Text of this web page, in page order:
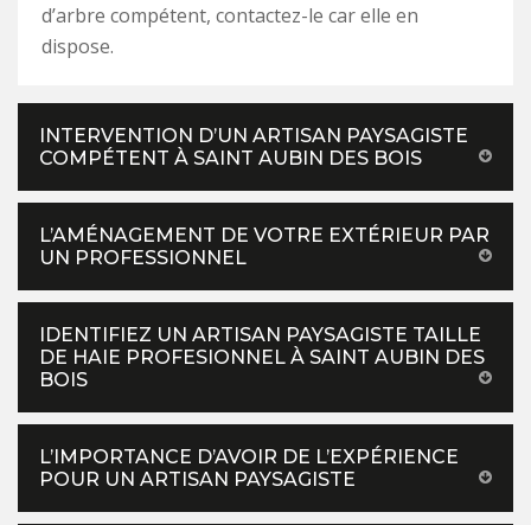
d’arbre compétent, contactez-le car elle en
dispose.
INTERVENTION D’UN ARTISAN PAYSAGISTE
COMPÉTENT À SAINT AUBIN DES BOIS
L’AMÉNAGEMENT DE VOTRE EXTÉRIEUR PAR
UN PROFESSIONNEL
IDENTIFIEZ UN ARTISAN PAYSAGISTE TAILLE
DE HAIE PROFESIONNEL À SAINT AUBIN DES
BOIS
L’IMPORTANCE D’AVOIR DE L’EXPÉRIENCE
POUR UN ARTISAN PAYSAGISTE